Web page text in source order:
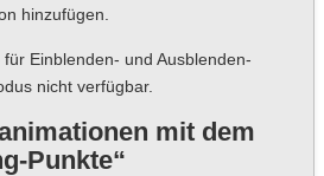
hinzufügen.
Einblenden- und Ausblenden-
nicht verfügbar.
mit dem
Punkte“